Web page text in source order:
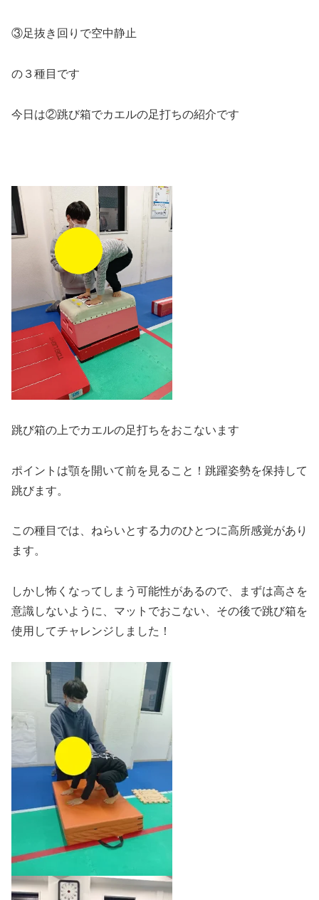
③足抜き回りで空中静止
の３種目です
今日は②跳び箱でカエルの足打ちの紹介です
跳び箱の上でカエルの足打ちをおこないます
ポイントは顎を開いて前を見ること！跳躍姿勢を保持して
跳びます。
この種目では、ねらいとする力のひとつに高所感覚があり
ます。
しかし怖くなってしまう可能性があるので、まずは高さを
意識しないように、マットでおこない、その後で跳び箱を
使用してチャレンジしました！